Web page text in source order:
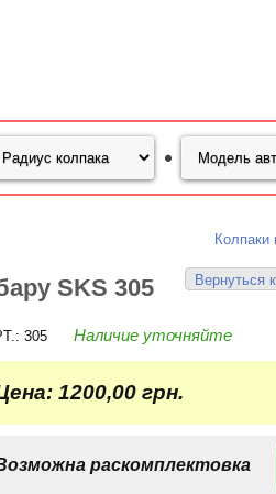
Колпаки
Вернуться
SKS 305
305 Наличие уточняйте
1200,00 грн.
раскомплектовка